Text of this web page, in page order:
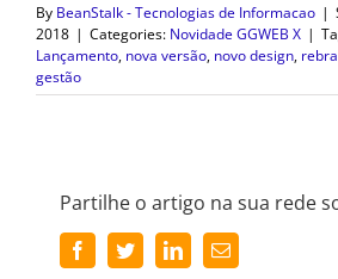
By BeanStalk - Tecnologias de Informacao |
2018 | Categories: Novidade GGWEB X |
Lançamento, nova versão, novo design,
gestão
Partilhe o artigo na sua rede
FacebookTwitterLinkedInEmail
(necessário